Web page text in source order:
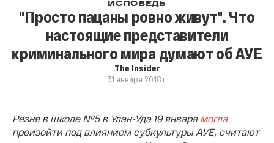
ИСПОВЕДЬ
"Просто пацаны ровно живут". Что
настоящие представители
криминального мира думают об АУЕ
The Insider
31 января 2018 г.
Резня в школе №5 в Улан-Удэ 19 января могла
произойти под влиянием субкультуры АУЕ, считают